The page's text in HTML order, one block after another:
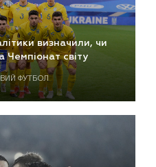
визначили, чи
Чемпіонат світу
ФУТБОЛ